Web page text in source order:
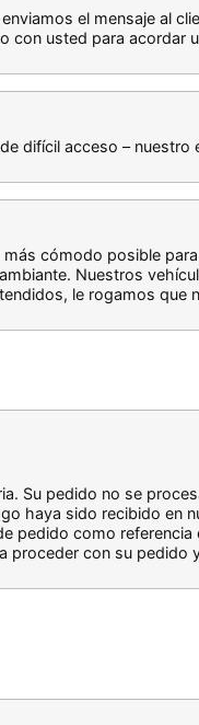
el mensaje al
usted para acordar
difícil acceso –
cómodo posible
Nuestros
le rogamos que
Su pedido no se
haya sido recibido en
pedido como
proceder con su